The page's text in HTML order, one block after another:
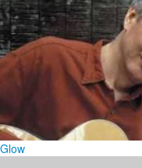
Glow